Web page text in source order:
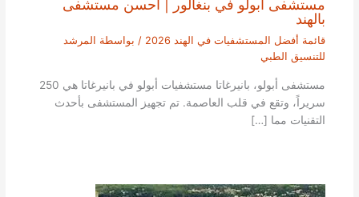
مستشفى أبولو في بنغالور | أحسن مستشفى
بالهند
قائمة أفضل المستشفيات في الهند 2026 / بواسطة المرشد
للتنسيق الطبي
مستشفى أبولو، بانيرغاتا مستشفيات أبولو في بانيرغاتا هي 250
سريراً، وتقع في قلب العاصمة. تم تجهيز المستشفى بأحدث
التقنيات مما […]